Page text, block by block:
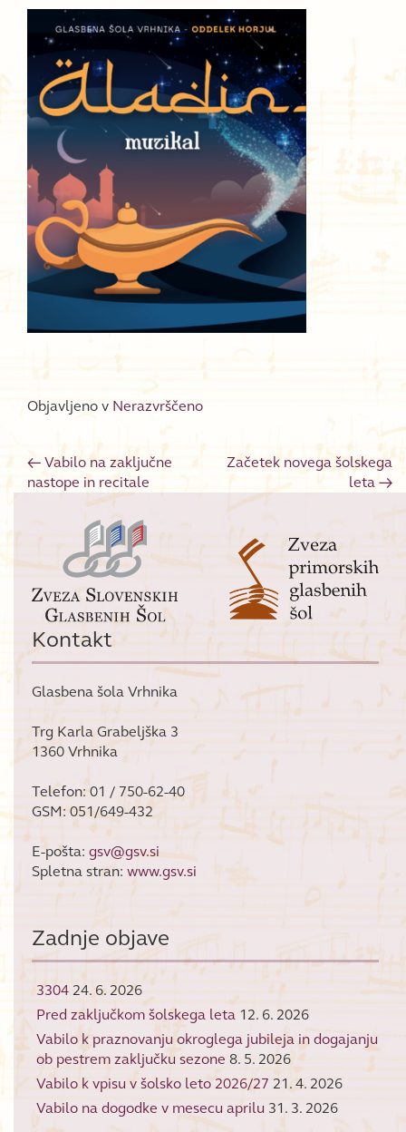
Objavljeno v Nerazvrščeno
Post navigation
← Vabilo na zaključne
nastope in recitale
Začetek novega šolskega
leta →
Kontakt
Glasbena šola Vrhnika
Trg Karla Grabeljška 3
1360 Vrhnika
Telefon: 01 / 750-62-40
GSM: 051/649-432
E-pošta: gsv@gsv.si
Spletna stran: www.gsv.si
Zadnje objave
3304 24. 6. 2026
Pred zaključkom šolskega leta 12. 6. 2026
Vabilo k praznovanju okroglega jubileja in dogajanju
ob pestrem zaključku sezone 8. 5. 2026
Vabilo k vpisu v šolsko leto 2026/27 21. 4. 2026
Vabilo na dogodke v mesecu aprilu 31. 3. 2026